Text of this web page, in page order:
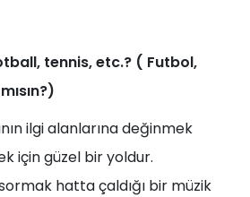
tennis, etc.? ( Futbol,
ilgi alanlarına değinmek
için güzel bir yoldur.
hatta çaldığı bir müzik